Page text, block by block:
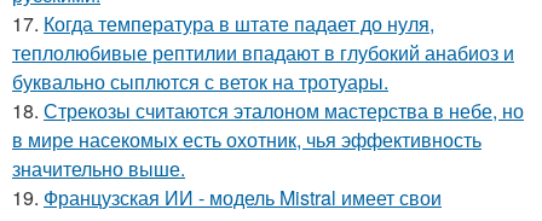
17. Когда температура в штате падает до нуля,
теплолюбивые рептилии впадают в глубокий анабиоз и
буквально сыплются с веток на тротуары.
18. Стрекозы считаются эталоном мастерства в небе, но
в мире насекомых есть охотник, чья эффективность
значительно выше.
19. Французская ИИ - модель Mistral имеет свои